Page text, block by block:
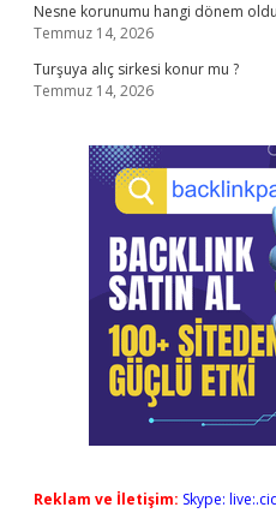
Nesne korunumu hangi dönem
Temmuz 14, 2026
Turşuya alıç sirkesi konur mu ?
Temmuz 14, 2026
Reklam ve İletişim: Skype: